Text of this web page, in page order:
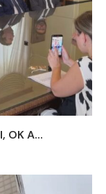
OK A...